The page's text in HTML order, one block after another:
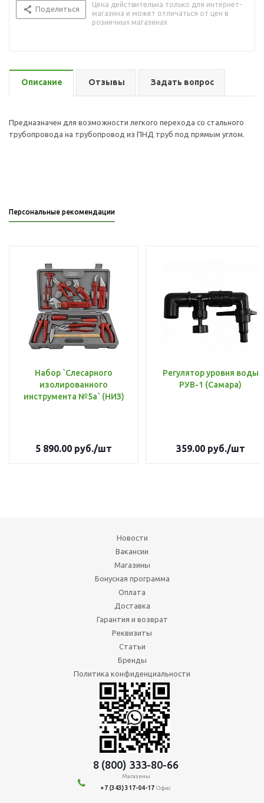
Поделиться
Цена действительна только для интернет-
магазина и может отличаться от цен в
розничных магазинах
Описание Отзывы Задать вопрос
Предназначен для возможности легкого перехода со стального
трубопровода на трубопровод из ПНД труб под прямым углом.
Персональные рекомендации
Набор `Слесарного
изолированного
инструмента №5а` (НИЗ)
5 890.00 руб./шт
Регулятор уровня воды
РУВ-1 (Самара)
359.00руб./шт
Новости
Вакансии
Магазины
Бонусная программа
Оплата
Доставка
Гарантия и возврат
Реквизиты
Статьи
Бренды
Политика конфиденциальности
8 (800) 333-80-66
Магазины
+7 (343) 317-04-17 Офис